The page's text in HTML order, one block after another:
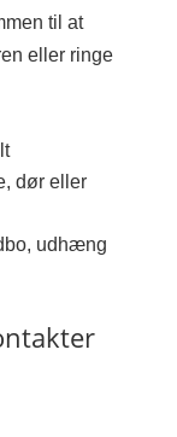
til at
eller ringe
dør eller
udhæng